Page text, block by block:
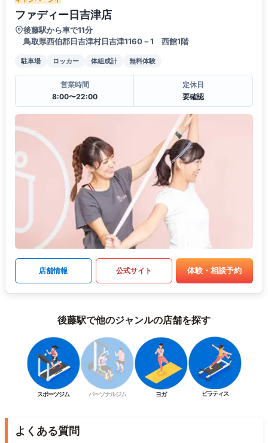
ファディー日吉津店
後藤駅から車で11分
鳥取県西伯郡日吉津村日吉津1160－1 西館1階
駐車場 ロッカー 体組成計 無料体験
営業時間
8:00〜22:00
定休日
要確認
店舗情報 公式サイト 体験・相談予約
後藤駅で他のジャンルの店舗を探す
スポーツジム パーソナルジム ヨガ ピラティス
よくある質問